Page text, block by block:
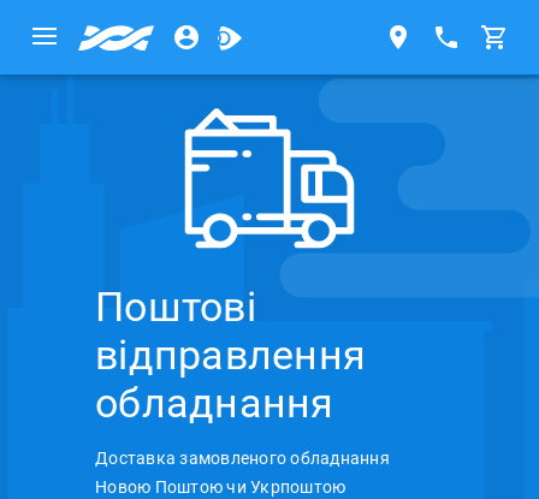
Поштові
відправлення
обладнання
Доставка замовленого обладнання
Новою Поштою чи Укрпоштою